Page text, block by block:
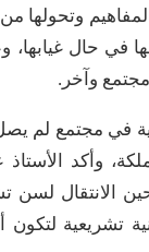
وتحولها
في حال غيابها،
وآخر.
في مجتمع لم
وأكد
الانتقال لسن
تشريعية لتكون